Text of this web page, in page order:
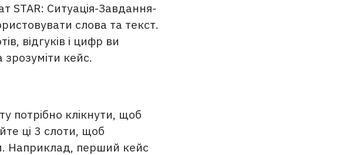
STAR: Ситуація-Завдання-
слова та текст.
відгуків і цифр ви
кейс.
потрібно клікнути, щоб
ці 3 слоти, щоб
Наприклад, перший кейс